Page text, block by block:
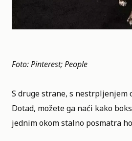
Foto: Pinterest; People
S druge strane, s nestrpljenjem
Dotad, možete ga naći kako
jednim okom stalno posmatra